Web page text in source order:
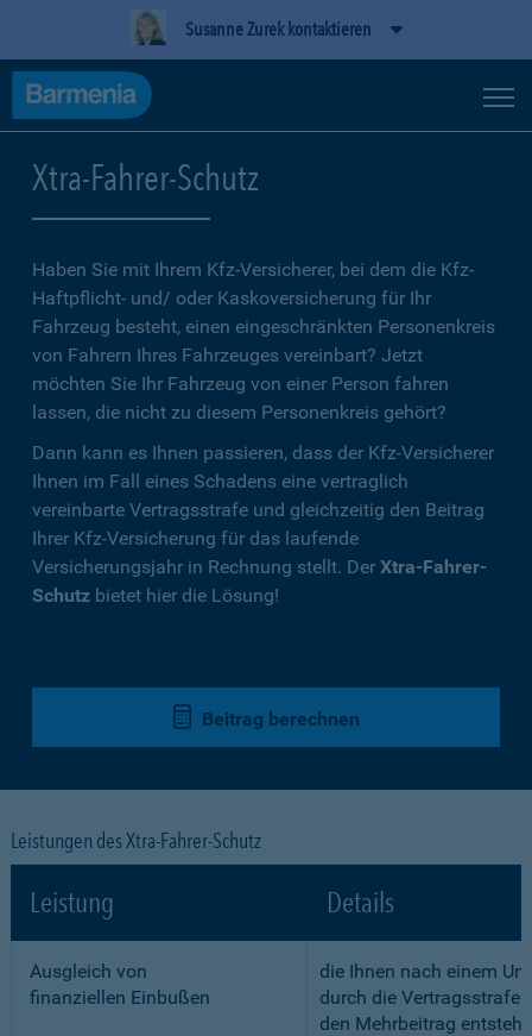
Susanne Zurek kontaktieren
Xtra-Fahrer-Schutz
Haben Sie mit Ihrem Kfz-Versicherer, bei dem die Kfz-
Haftpflicht- und/ oder Kaskoversicherung für Ihr
Fahrzeug besteht, einen eingeschränkten Personenkreis
von Fahrern Ihres Fahrzeuges vereinbart? Jetzt
möchten Sie Ihr Fahrzeug von einer Person fahren
lassen, die nicht zu diesem Personenkreis gehört?
Dann kann es Ihnen passieren, dass der Kfz-Versicherer
Ihnen im Fall eines Schadens eine vertraglich
vereinbarte Vertragsstrafe und gleichzeitig den Beitrag
Ihrer Kfz-Versicherung für das laufende
Versicherungsjahr in Rechnung stellt. Der Xtra-Fahrer-
Schutz bietet hier die Lösung!
Beitrag berechnen
Leistungen des Xtra-Fahrer-Schutz
Leistung Details
Ausgleich von
finanziellen Einbußen
die Ihnen nach einem
durch die Vertragsstrafe
den Mehrbeitrag